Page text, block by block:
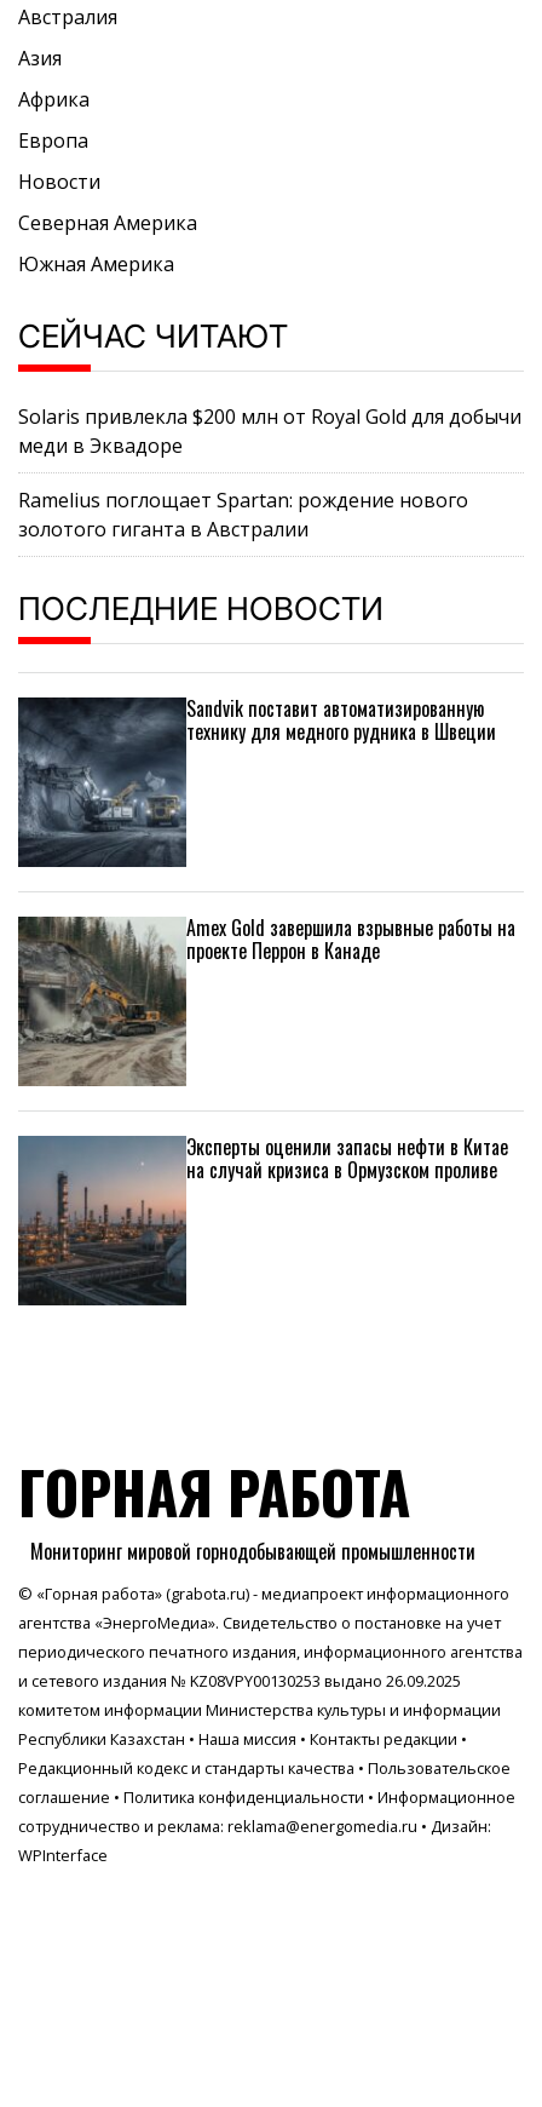
Австралия
Азия
Африка
Европа
Новости
Северная Америка
Южная Америка
СЕЙЧАС ЧИТАЮТ
Solaris привлекла $200 млн от Royal Gold для добычи
меди в Эквадоре
Ramelius поглощает Spartan: рождение нового
золотого гиганта в Австралии
ПОСЛЕДНИЕ НОВОСТИ
Sandvik поставит автоматизированную
технику для медного рудника в Швеции
Amex Gold завершила взрывные работы на
проекте Перрон в Канаде
Эксперты оценили запасы нефти в Китае
на случай кризиса в Ормузском проливе
ГОРНАЯ РАБОТА
Мониторинг мировой горнодобывающей промышленности
© «Горная работа» (grabota.ru) - медиапроект информационного
агентства «ЭнергоМедиа». Свидетельство о постановке на учет
периодического печатного издания, информационного агентства
и сетевого издания № KZ08VPY00130253 выдано 26.09.2025
комитетом информации Министерства культуры и информации
Республики Казахстан • Наша миссия • Контакты редакции •
Редакционный кодекс и стандарты качества • Пользовательское
соглашение • Политика конфиденциальности • Информационное
сотрудничество и реклама: reklama@energomedia.ru • Дизайн:
WPInterface